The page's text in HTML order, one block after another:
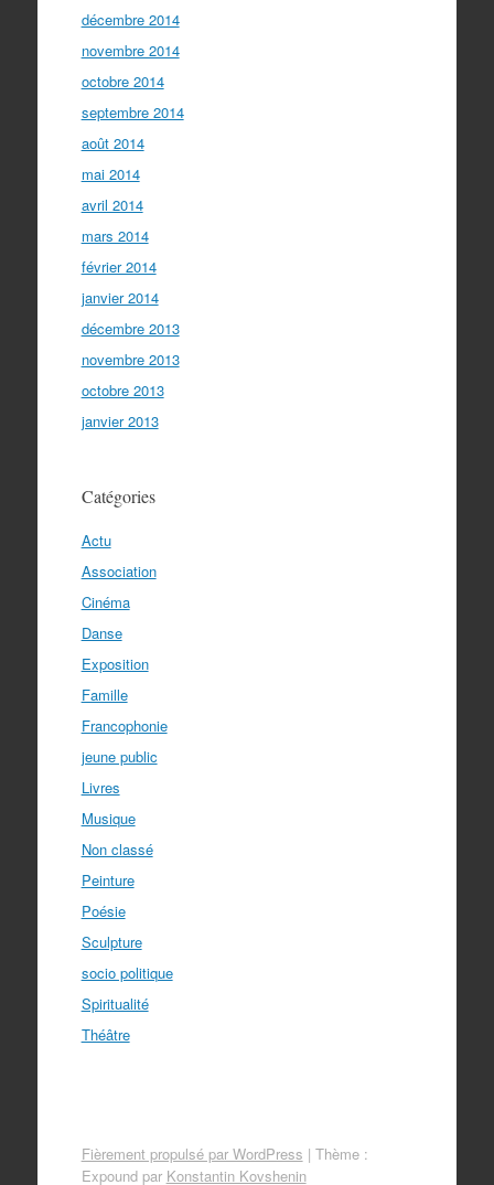
décembre 2014
novembre 2014
octobre 2014
septembre 2014
août 2014
mai 2014
avril 2014
mars 2014
février 2014
janvier 2014
décembre 2013
novembre 2013
octobre 2013
janvier 2013
Catégories
Actu
Association
Cinéma
Danse
Exposition
Famille
Francophonie
jeune public
Livres
Musique
Non classé
Peinture
Poésie
Sculpture
socio politique
Spiritualité
Théâtre
Fièrement propulsé par WordPress | Thème :
Expound par Konstantin Kovshenin